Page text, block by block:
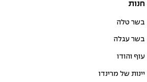
חנות
בשר טלה
בשר עגלה
עוף והודו
יינות של מרינדו